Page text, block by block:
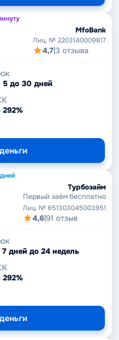
MfoBank
Лиц. № 2203140009817
4,7|3 отзыва
5 до 30 дней
Турбозайм
Первый заём бесплатно
Лиц. № 651303045003951
4,6|91 отзыв
дней до 24 недель